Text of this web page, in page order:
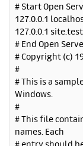
# Start Open
127.0.0.1
127.0.0.1 site.test
# End Open
# Copyright (c)
#
# This is a
Windows.
#
# This file
names. Each